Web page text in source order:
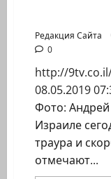
Редакция Сайта
0
http://
08.05.2019
Фото:
Израиле
траура и
отмечают...